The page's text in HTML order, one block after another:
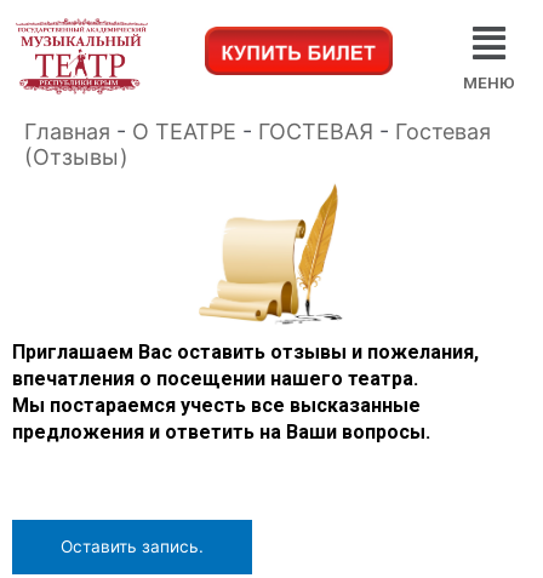
МЕНЮ
Главная - О ТЕАТРЕ - ГОСТЕВАЯ - Гостевая
(Отзывы)
Приглашаем Вас оставить отзывы и пожелания,
впечатления о посещении нашего театра.
Мы постараемся учесть все высказанные
предложения и ответить на Ваши вопросы.